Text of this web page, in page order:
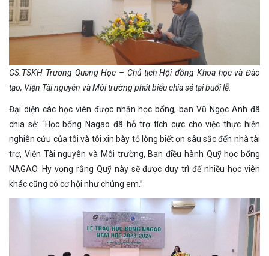
GS.TSKH Trương Quang Học – Chủ tịch Hội đồng Khoa học và Đào
tạo, Viện Tài nguyên và Môi trường phát biểu chia sẻ tại buổi lễ.
Đại diện các học viên được nhận học bổng, bạn Vũ Ngọc Anh đã
chia sẻ: “Học bổng Nagao đã hỗ trợ tích cực cho việc thực hiện
nghiên cứu của tôi và tôi xin bày tỏ lòng biết ơn sâu sắc đến nhà tài
trợ, Viện Tài nguyên và Môi trường, Ban điều hành Quỹ học bổng
NAGAO. Hy vọng rằng Quỹ này sẽ được duy trì để nhiều học viên
khác cũng có cơ hội như chúng em.”